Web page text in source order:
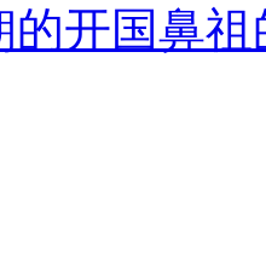
的开国鼻